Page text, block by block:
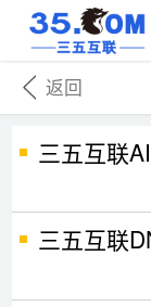
返回
三五互联
三五互联